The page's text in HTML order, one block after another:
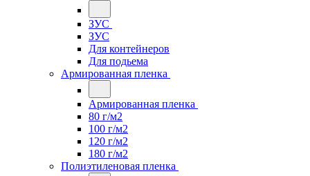
ЗУС
ЗУС
Для контейнеров
Для подьема
Армированная пленка
Армированная пленка
80 г/м2
100 г/м2
120 г/м2
180 г/м2
Полиэтиленовая пленка